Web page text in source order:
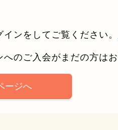
ンをしてご覧ください。
のご入会がまだの方は
ージへ